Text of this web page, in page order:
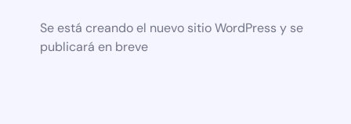
Se está creando el nuevo sitio WordPress y se
publicará en breve